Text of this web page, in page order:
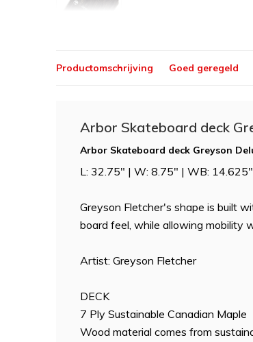
Productomschrijving Goed geregeld
Arbor Skateboard deck
Arbor Skateboard deck Greyson
L: 32.75" | W: 8.75" | WB: 14.625"
Greyson Fletcher's shape is built
board feel, while allowing mobility
Artist: Greyson Fletcher
DECK
7 Ply Sustainable Canadian Maple
Wood material comes from